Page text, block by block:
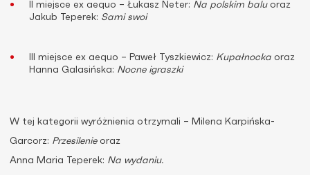
II miejsce ex aequo – Łukasz Neter: Na polskim balu oraz
Jakub Teperek: Sami swoi
III miejsce ex aequo – Paweł Tyszkiewicz: Kupałnocka oraz
Hanna Galasińska: Nocne igraszki
W tej kategorii wyróżnienia otrzymali – Milena Karpińska-
Garcorz: Przesilenieoraz
Anna Maria Teperek: Na wydaniu.